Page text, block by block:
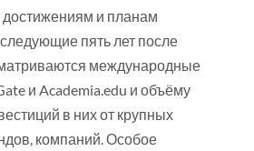
и планам
пять лет после
международные
и Academia.edu и объёму
в них от крупных
компаний. Особое